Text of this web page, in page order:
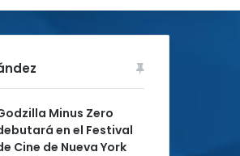
Minus Zero
en el Festival
Cine de Nueva York